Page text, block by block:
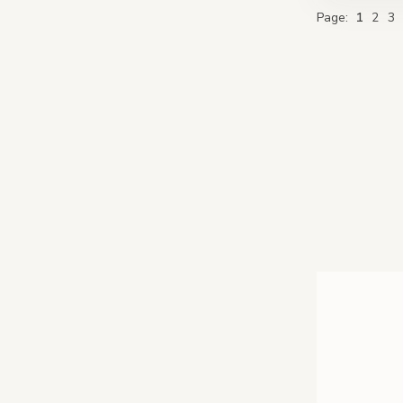
Page You're
1 Page
2 3
Carrousel